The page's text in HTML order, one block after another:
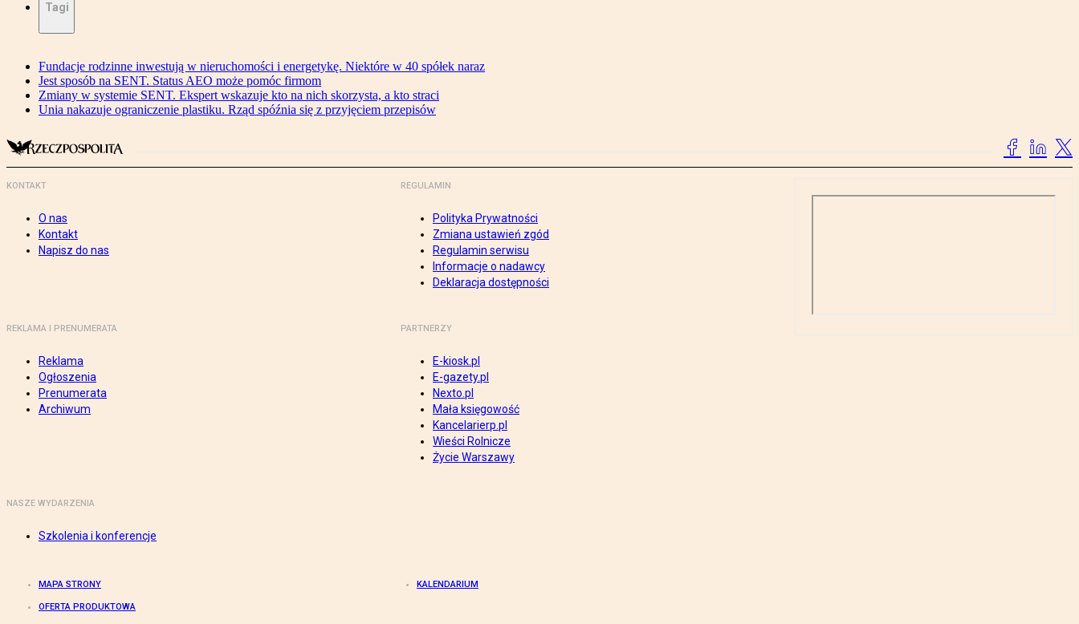
Tagi
Fundacje rodzinne inwestują w nieruchomości i energetykę. Niektóre w 40 spółek naraz
Jest sposób na SENT. Status AEO może pomóc firmom
Zmiany w systemie SENT. Ekspert wskazuje kto na nich skorzysta, a kto straci
Unia nakazuje ograniczenie plastiku. Rząd spóźnia się z przyjęciem przepisów
KONTAKT
O nas
Kontakt
Napisz do nas
REGULAMIN
Polityka Prywatności
Zmiana ustawień zgód
Regulamin serwisu
Informacje o nadawcy
Deklaracja dostępności
REKLAMA I PRENUMERATA
Reklama
Ogłoszenia
Prenumerata
Archiwum
PARTNERZY
E-kiosk.pl
E-gazety.pl
Nexto.pl
Mała księgowość
Kancelarierp.pl
Wieści Rolnicze
Życie Warszawy
NASZE WYDARZENIA
Szkolenia i konferencje
MAPA STRONY KALENDARIUM
OFERTA PRODUKTOWA